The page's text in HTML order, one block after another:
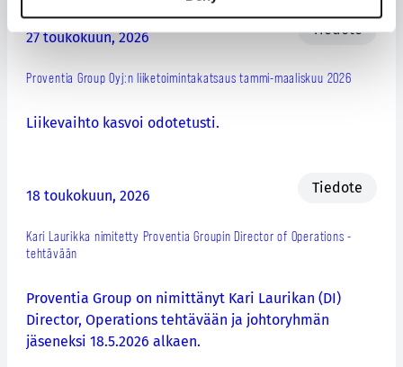
27 toukokuun, 2026 Tiedote
Proventia Group Oyj:n liiketoimintakatsaus tammi-maaliskuu 2026
Liikevaihto kasvoi odotetusti.
18 toukokuun, 2026 Tiedote
Kari Laurikka nimitetty Proventia Groupin Director of Operations -
tehtävään
Proventia Group on nimittänyt Kari Laurikan (DI)
Director, Operations tehtävään ja johtoryhmän
jäseneksi 18.5.2026 alkaen.